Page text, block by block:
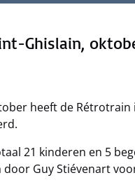
Ghislain,
heeft de Rétrotrain
21 kinderen en 5
Guy Stiévenart